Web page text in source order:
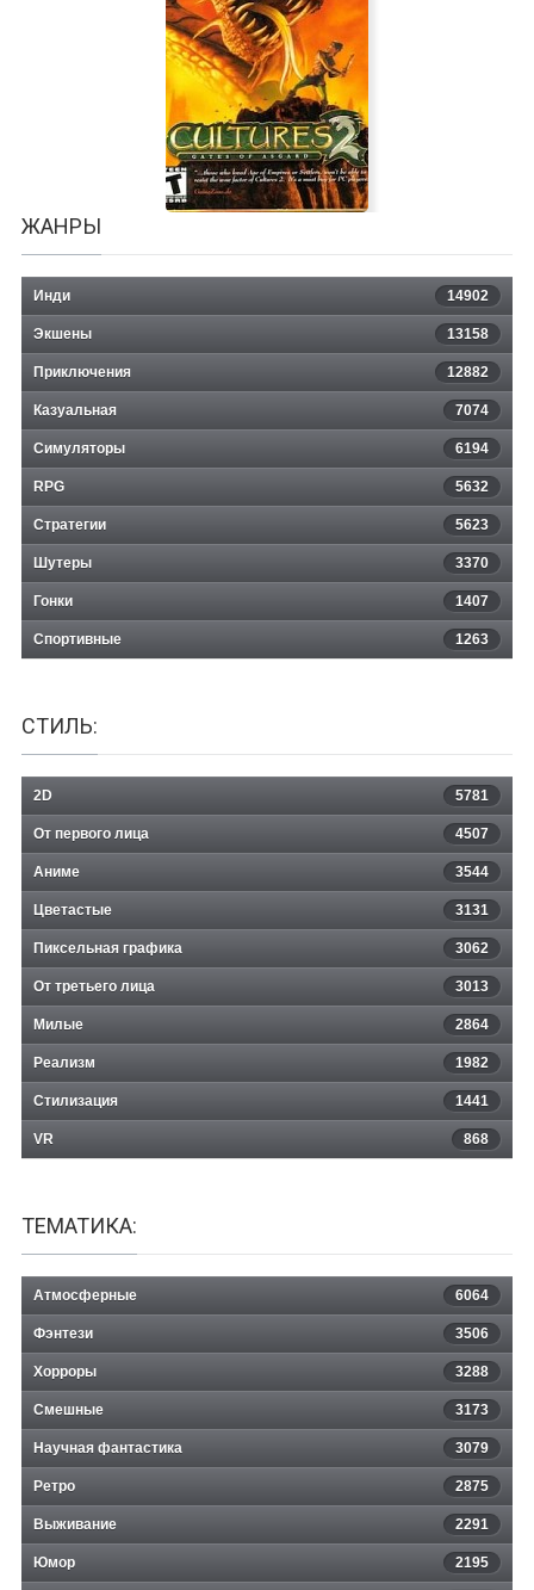
Cartel Tycoon
Cultures 2: The Gates of Asgard
ЖАНРЫ
Инди 14902
Экшены 13158
Приключения 12882
Казуальная 7074
Симуляторы 6194
RPG 5632
Стратегии 5623
Шутеры 3370
Гонки 1407
Спортивные 1263
СТИЛЬ:
2D 5781
От первого лица 4507
Аниме 3544
Цветастые 3131
Пиксельная графика 3062
От третьего лица 3013
Милые 2864
Реализм 1982
Стилизация 1441
VR 868
ТЕМАТИКА:
Атмосферные 6064
Фэнтези 3506
Хорроры 3288
Смешные 3173
Научная фантастика 3079
Ретро 2875
Выживание 2291
Юмор 2195